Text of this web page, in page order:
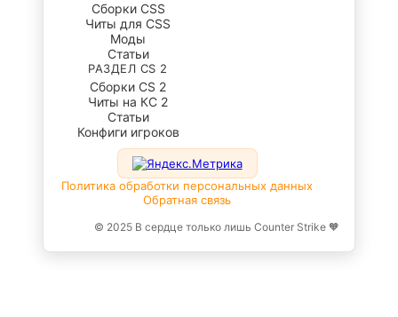
Сборки CSS
Читы для CSS
Моды
Статьи
РАЗДЕЛ CS 2
Сборки CS 2
Читы на КС 2
Статьи
Конфиги игроков
Политика обработки персональных данных
Обратная связь
© 2025 В сердце только лишь Counter Strike 🧡